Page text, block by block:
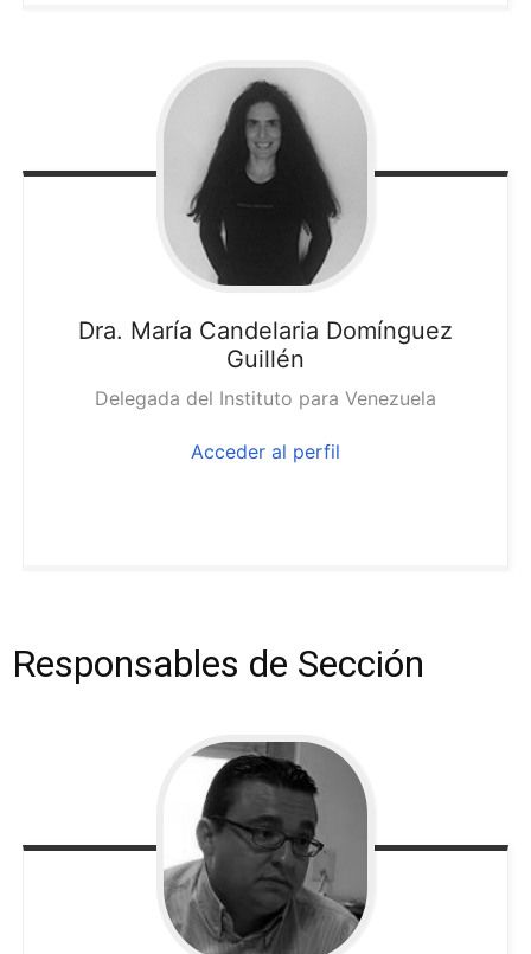
Dra. María Candelaria Domínguez
Guillén
Delegada del Instituto para Venezuela
Acceder al perfil
Responsables de Sección